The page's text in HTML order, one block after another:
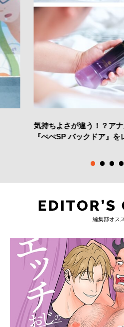
気持ちよさが違う！？ア
『ぺぺSP バックドア』を
編集部オス